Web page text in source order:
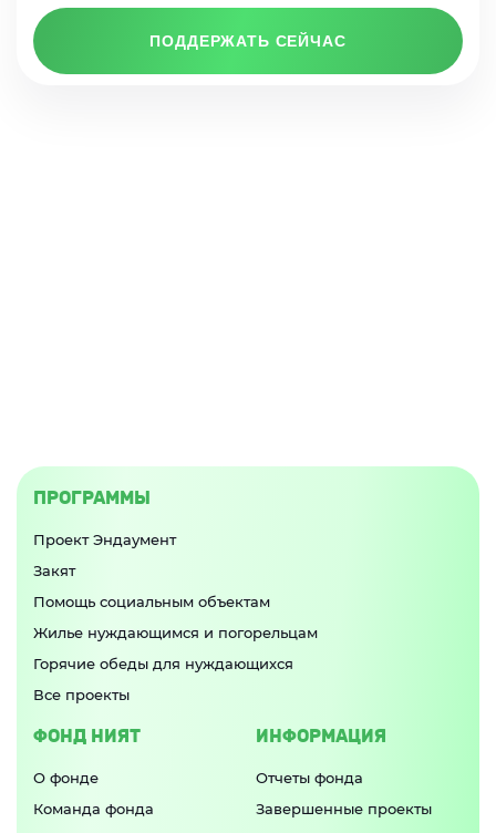
ПОДДЕРЖАТЬ СЕЙЧАС
ПРОГРАММЫ
Проект Эндаумент
Закят
Помощь социальным объектам
Жилье нуждающимся и погорельцам
Горячие обеды для нуждающихся
Все проекты
ФОНД НИЯТ
О фонде
Команда фонда
ИНФОРМАЦИЯ
Отчеты фонда
Завершенные проекты